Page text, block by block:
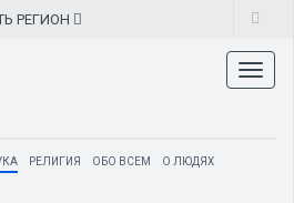
РЕГИОН
РЕЛИГИЯ ОБО ВСЕМ
О ЛЮДЯХ